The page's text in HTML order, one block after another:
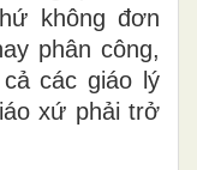
không đơn
phân công,
các giáo lý
xứ phải trở